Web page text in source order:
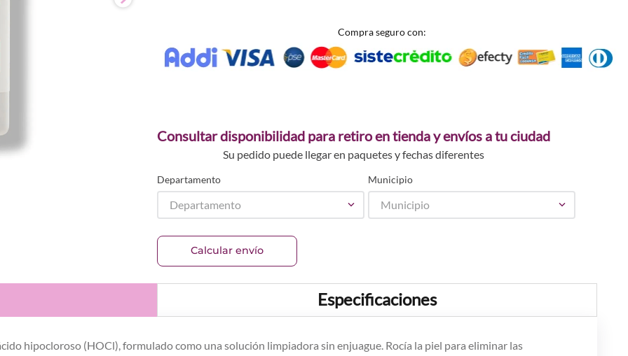
Compra seguro con:
Consultar disponibilidad para retiro en tienda y envíos a tu ciudad
Su pedido puede llegar en paquetes y fechas diferentes
Departamento
Departamento
Municipio
Municipio
Calcular envío
Especificaciones
hipocloroso (HOCl), formulado como una solución limpiadora sin enjuague. Rocía la piel para eliminar las